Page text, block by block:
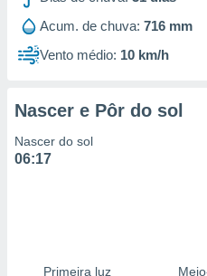
1199
Acum. de chuva: 716 mm
Vento médio: 10 km/h
Nascer e Pôr do sol
Nascer do sol
06:17
Primeira luz